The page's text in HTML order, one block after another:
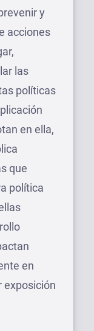
y
acciones
las
políticas
en ella,
que
política
en
exposición